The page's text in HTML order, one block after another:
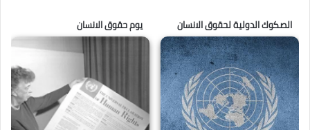
الصكوك الدولية لحقوق الانسان يوم حقوق الانسان